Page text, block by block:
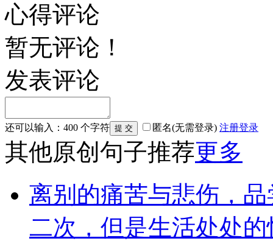
心得评论
暂无评论！
发表评论
还可以输入： 400 个字符 匿名(无需登录) 注册登录
其他原创句子推荐更多
离别的痛苦与悲伤，
二次，但是生活处处